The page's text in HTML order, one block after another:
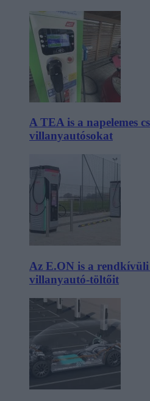
A TEA is a napelemes
villanyautósokat
Az E.ON is a rendkívüli
villanyautó-töltőit